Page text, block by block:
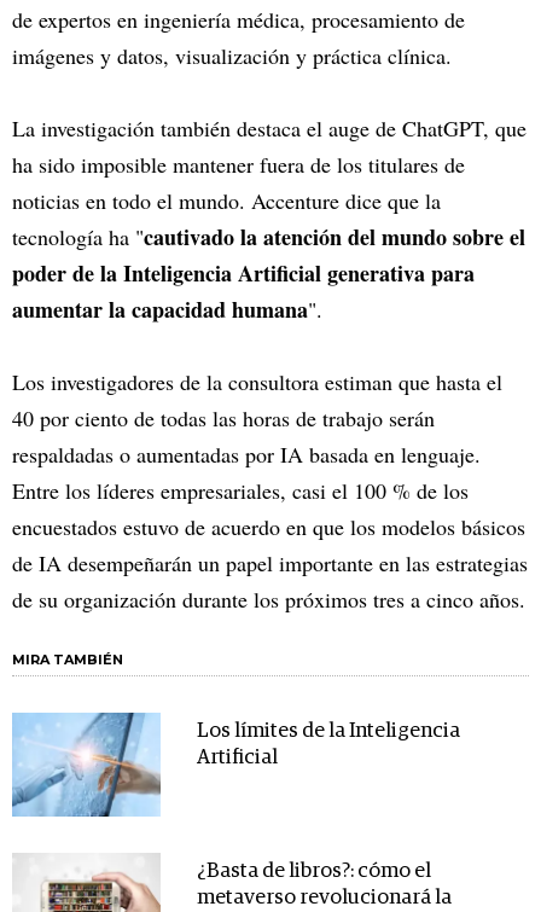
de expertos en ingeniería médica, procesamiento de
imágenes y datos, visualización y práctica clínica.
La investigación también destaca el auge de ChatGPT, que
ha sido imposible mantener fuera de los titulares de
noticias en todo el mundo. Accenture dice que la
tecnología ha "cautivado la atención del mundo sobre el
poder de la Inteligencia Artificial generativa para
aumentar la capacidad humana".
Los investigadores de la consultora estiman que hasta el
40 por ciento de todas las horas de trabajo serán
respaldadas o aumentadas por IA basada en lenguaje.
Entre los líderes empresariales, casi el 100 % de los
encuestados estuvo de acuerdo en que los modelos básicos
de IA desempeñarán un papel importante en las estrategias
de su organización durante los próximos tres a cinco años.
MIRA TAMBIÉN
Los límites de la Inteligencia
Artificial
¿Basta de libros?: cómo el
metaverso revolucionará la